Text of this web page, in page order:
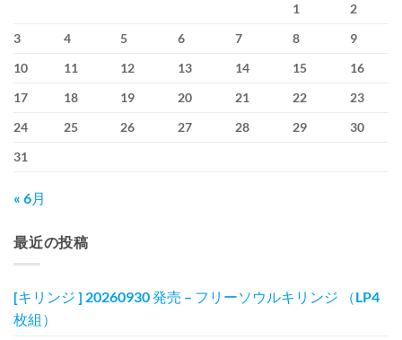
1
2
3
4 5 6 7 8
9
10
11 12 13 14 15
16
17
18 19 20 21 22
23
24
25 26 27 28 29
30
31
« 6月
最近の投稿
[キリンジ ] 20260930 発売 – フリーソウルキリンジ （LP4
枚組）